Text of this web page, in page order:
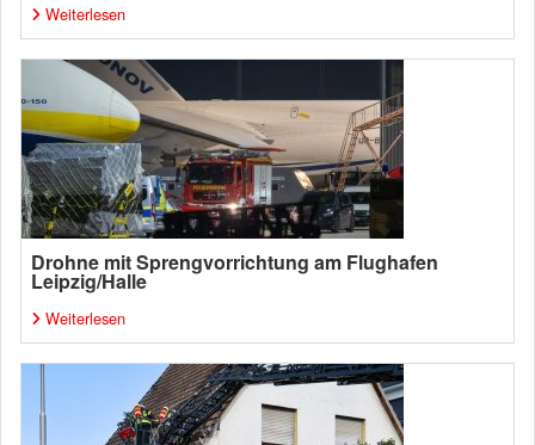
Weiterlesen
Drohne mit Sprengvorrichtung am Flughafen
Leipzig/Halle
Weiterlesen